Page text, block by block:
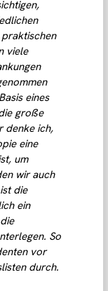
viele
eines
große
denke ich,
eine
um
wir auch
die
ein
So
vor
durch.